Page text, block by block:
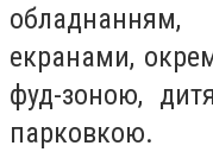
обладнанням,
екранами,
фуд-зоною,
парковкою.